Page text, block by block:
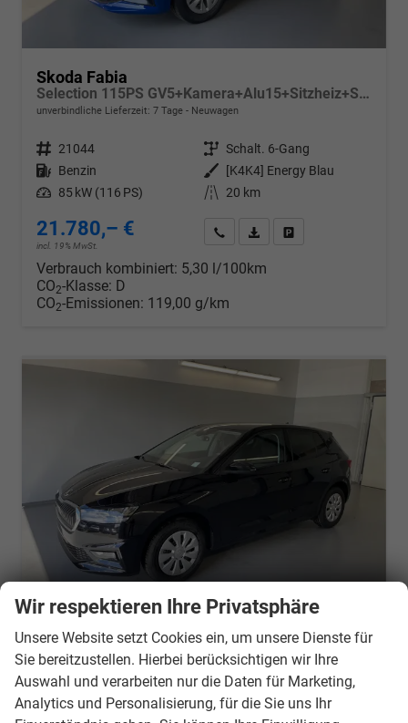
Skoda Fabia
Selection 115PS GV5+Kamera+Alu15+Sitzheiz+Sunset+Regensensor+AppConnect+LED
unverbindliche Lieferzeit: 7 Tage Neuwagen
Fahrzeugnr. 21044 Getriebe Schalt. 6-Gang
Kraftstoff Benzin Außenfarbe
[K4K4] Energy Blau
Leistung 85 kW (116 PS) Kilometerstand 20 km
21.780,– €
incl. 19% MwSt.
Wir rufen Sie anPDF-Datei, Fahrzeugexposé
Verbrauch kombiniert: 5,30 l/100km
CO2-Klasse: D
CO2-Emissionen: 119,00 g/km
Skoda Fabia
Selection 95PS GV4+Sitzheiz+Lenkradheiz+Climatronic+Sunset+AppConnect+PDC
unverbindliche Lieferzeit:7 Tage Neuwagen
Fahrzeugnr. 20920 Getriebe Schalt. 5-Gang
Wir respektieren Ihre Privatsphäre
Unsere Website setzt Cookies ein, um unsere Dienste für
Sie bereitzustellen. Hierbei berücksichtigen wir Ihre
Auswahl und verarbeiten nur die Daten für Marketing,
Analytics und Personalisierung, für die Sie uns Ihr